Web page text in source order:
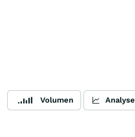
Volumen Analyse